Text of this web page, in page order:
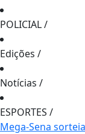
POLICIAL/
Edições /
Notícias /
ESPORTES /
Mega-Sena